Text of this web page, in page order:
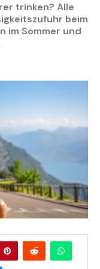
trinken? Alle
beim
im Sommer und